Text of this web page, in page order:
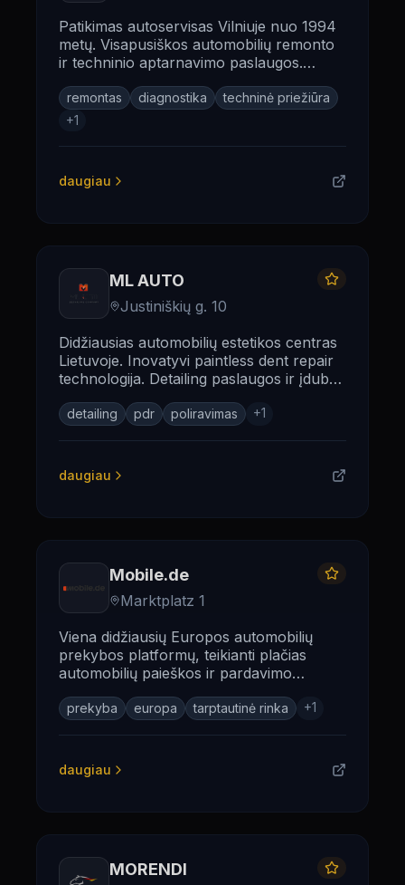
Patikimas autoservisas Vilniuje nuo 1994
metų. Visapusiškos automobilių remonto
ir techninio aptarnavimo paslaugos.
remontas diagnostika
techninė priežiūra
+1
daugiau
ML AUTO
Justiniškių g. 10
Didžiausias automobilių estetikos centras
Lietuvoje. Inovatyvi paintless dent repair
technologija. Detailing paslaugos ir įdubų
detailing pdr poliravimas +1
daugiau
Mobile.de
Marktplatz 1
Viena didžiausių Europos automobilių
prekybos platformų, teikianti plačias
automobilių paieškos ir pardavimo
prekyba europa tarptautinė rinka +1
daugiau
MORENDI